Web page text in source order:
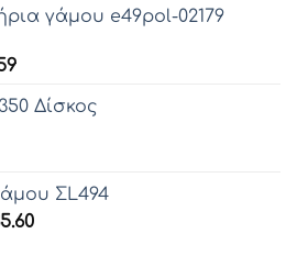
γάμου e49pol-02179
Price
€2.33
Δίσκος
ΣL494
Price